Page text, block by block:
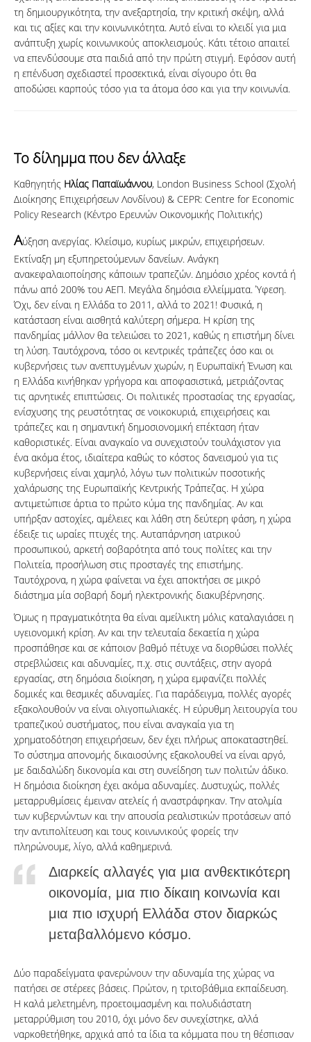
τη δημιουργικότητα, την ανεξαρτησία, την κριτική σκέψη, αλλά
και τις αξίες και την κοινωνικότητα. Αυτό είναι το κλειδί για μια
ανάπτυξη χωρίς κοινωνικούς αποκλεισμούς. Κάτι τέτοιο απαιτεί
να επενδύσουμε στα παιδιά από την πρώτη στιγμή. Εφόσον αυτή
η επένδυση σχεδιαστεί προσεκτικά, είναι σίγουρο ότι θα
αποδώσει καρπούς τόσο για τα άτομα όσο και για την κοινωνία.
Το δίλημμα που δεν άλλαξε
Καθηγητής Ηλίας Παπαϊωάννου, London Business School (Σχολή
Διοίκησης Επιχειρήσεων Λονδίνου) & CEPR: Centre for Economic
Policy Research (Κέντρο Ερευνών Οικονομικής Πολιτικής)
Αύξηση ανεργίας. Κλείσιμο, κυρίως μικρών, επιχειρήσεων.
Εκτίναξη μη εξυπηρετούμενων δανείων. Ανάγκη
ανακεφαλαιοποίησης κάποιων τραπεζών. Δημόσιο χρέος κοντά ή
πάνω από 200% του ΑΕΠ. Μεγάλα δημόσια ελλείμματα. Ύφεση.
Όχι, δεν είναι η Ελλάδα το 2011, αλλά το 2021! Φυσικά, η
κατάσταση είναι αισθητά καλύτερη σήμερα. Η κρίση της
πανδημίας μάλλον θα τελειώσει το 2021, καθώς η επιστήμη δίνει
τη λύση. Ταυτόχρονα, τόσο οι κεντρικές τράπεζες όσο και οι
κυβερνήσεις των ανεπτυγμένων χωρών, η Ευρωπαϊκή Ένωση και
η Ελλάδα κινήθηκαν γρήγορα και αποφασιστικά, μετριάζοντας
τις αρνητικές επιπτώσεις. Οι πολιτικές προστασίας της εργασίας,
ενίσχυσης της ρευστότητας σε νοικοκυριά, επιχειρήσεις και
τράπεζες και η σημαντική δημοσιονομική επέκταση ήταν
καθοριστικές. Είναι αναγκαίο να συνεχιστούν τουλάχιστον για
ένα ακόμα έτος, ιδιαίτερα καθώς το κόστος δανεισμού για τις
κυβερνήσεις είναι χαμηλό, λόγω των πολιτικών ποσοτικής
χαλάρωσης της Ευρωπαϊκής Κεντρικής Τράπεζας. Η χώρα
αντιμετώπισε άρτια το πρώτο κύμα της πανδημίας. Αν και
υπήρξαν αστοχίες, αμέλειες και λάθη στη δεύτερη φάση, η χώρα
έδειξε τις ωραίες πτυχές της. Αυταπάρνηση ιατρικού
προσωπικού, αρκετή σοβαρότητα από τους πολίτες και την
Πολιτεία, προσήλωση στις προσταγές της επιστήμης.
Ταυτόχρονα, η χώρα φαίνεται να έχει αποκτήσει σε μικρό
διάστημα μία σοβαρή δομή ηλεκτρονικής διακυβέρνησης.
Όμως η πραγματικότητα θα είναι αμείλικτη μόλις καταλαγιάσει η
υγειονομική κρίση. Αν και την τελευταία δεκαετία η χώρα
προσπάθησε και σε κάποιον βαθμό πέτυχε να διορθώσει πολλές
στρεβλώσεις και αδυναμίες, π.χ. στις συντάξεις, στην αγορά
εργασίας, στη δημόσια διοίκηση, η χώρα εμφανίζει πολλές
δομικές και θεσμικές αδυναμίες. Για παράδειγμα, πολλές αγορές
εξακολουθούν να είναι ολιγοπωλιακές. Η εύρυθμη λειτουργία του
τραπεζικού συστήματος, που είναι αναγκαία για τη
χρηματοδότηση επιχειρήσεων, δεν έχει πλήρως αποκαταστηθεί.
Το σύστημα απονομής δικαιοσύνης εξακολουθεί να είναι αργό,
με δαιδαλώδη δικονομία και στη συνείδηση των πολιτών άδικο.
Η δημόσια διοίκηση έχει ακόμα αδυναμίες. Δυστυχώς, πολλές
μεταρρυθμίσεις έμειναν ατελείς ή αναστράφηκαν. Την ατολμία
των κυβερνώντων και την απουσία ρεαλιστικών προτάσεων από
την αντιπολίτευση και τους κοινωνικούς φορείς την
πληρώνουμε, λίγο, αλλά καθημερινά.
Διαρκείς αλλαγές για μια ανθεκτικότερη
οικονομία, μια πιο δίκαιη κοινωνία και
μια πιο ισχυρή Ελλάδα στον διαρκώς
μεταβαλλόμενο κόσμο.
Δύο παραδείγματα φανερώνουν την αδυναμία της χώρας να
πατήσει σε στέρεες βάσεις. Πρώτον, η τριτοβάθμια εκπαίδευση.
Η καλά μελετημένη, προετοιμασμένη και πολυδιάστατη
μεταρρύθμιση του 2010, όχι μόνο δεν συνεχίστηκε, αλλά
ναρκοθετήθηκε, αρχικά από τα ίδια τα κόμματα που τη θέσπισαν